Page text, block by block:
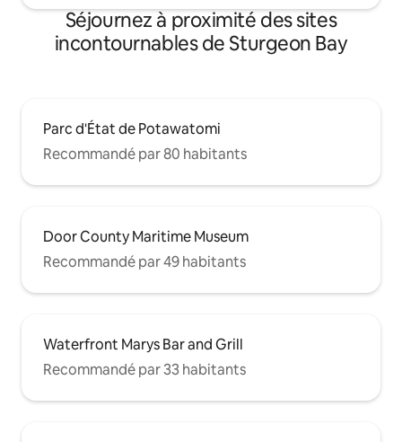
Séjournez à proximité des sites
incontournables de Sturgeon Bay
Parc d'État de Potawatomi
Recommandé par 80 habitants
Door County Maritime Museum
Recommandé par 49 habitants
Waterfront Marys Bar and Grill
Recommandé par 33 habitants